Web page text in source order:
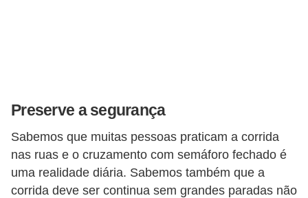
Preserve a segurança
Sabemos que muitas pessoas praticam a corrida
nas ruas e o cruzamento com semáforo fechado é
uma realidade diária. Sabemos também que a
corrida deve ser continua sem grandes paradas não